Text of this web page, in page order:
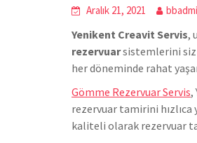
Aralık 21, 2021
Yenikent Creavit Servis,
rezervuarsistemlerini siz
her döneminde rahat
Gömme Rezervuar Servis,
rezervuar tamirini
kaliteli olarak rezervuar